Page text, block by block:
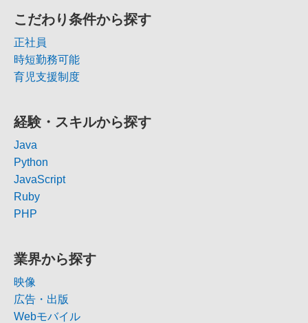
こだわり条件から探す
正社員
時短勤務可能
育児支援制度
経験・スキルから探す
Java
Python
JavaScript
Ruby
PHP
業界から探す
映像
広告・出版
Webモバイル